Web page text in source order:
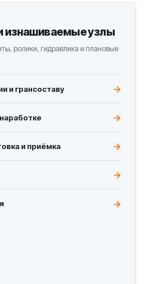
изнашиваемые узлы
ролики, гидравлика и плановые
и грансоставу
и приёмка